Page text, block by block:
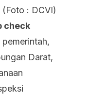
: DCVI)
check
Darat,